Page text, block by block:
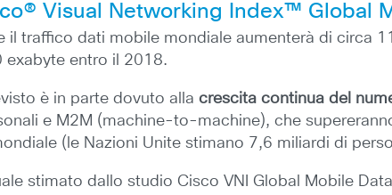
Visual Networking Index™ Global
il traffico dati mobile mondiale aumenterà di circa
exabyte entro il 2018.
è in parte dovuto allacrescita continua del
e M2M (machine-to-machine), che
(le Nazioni Unite stimano 7,6 miliardi di
stimato dallo studio Cisco VNI Global Mobile